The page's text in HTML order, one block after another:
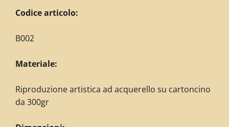
Codice articolo:
B002
Materiale:
Riproduzione artistica ad acquerello su cartoncino
da 300gr